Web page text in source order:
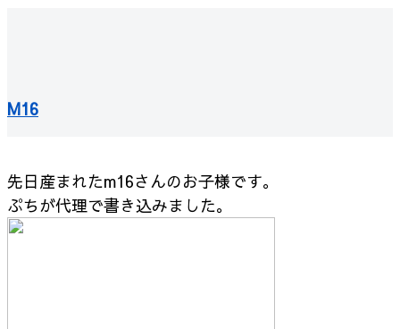
M16
先日産まれたm16さんのお子様です。
ぷちが代理で書き込みました。